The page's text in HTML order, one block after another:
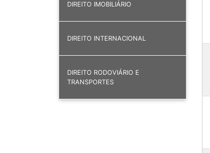
DIREITO IMOBILIÁRIO
DIREITO INTERNACIONAL
DIREITO RODOVIÁRIO E
TRANSPORTES